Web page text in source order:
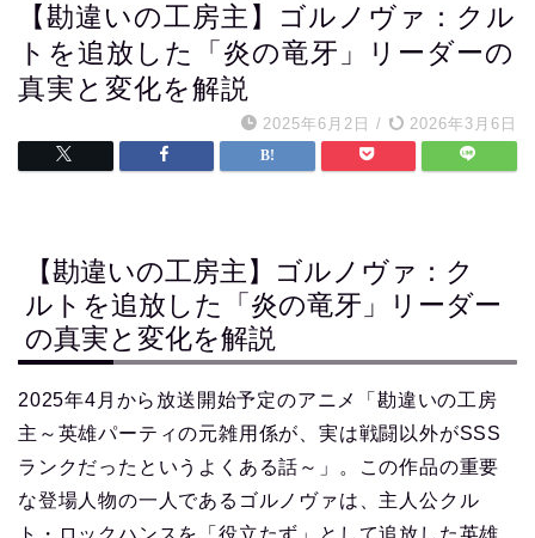
【勘違いの工房主】ゴルノヴァ：クル
トを追放した「炎の竜牙」リーダーの
真実と変化を解説
2025年6月2日 / 2026年3月6日
【勘違いの工房主】ゴルノヴァ：ク
ルトを追放した「炎の竜牙」リーダー
の真実と変化を解説
2025年4月から放送開始予定のアニメ「勘違いの工房
主～英雄パーティの元雑用係が、実は戦闘以外がSSS
ランクだったというよくある話～」。この作品の重要
な登場人物の一人であるゴルノヴァは、主人公クル